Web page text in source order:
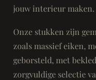
jouw interieur maken.
Onze stukken zijn
zoals massief eiken,
geborsteld, met
zorgvuldige selectie